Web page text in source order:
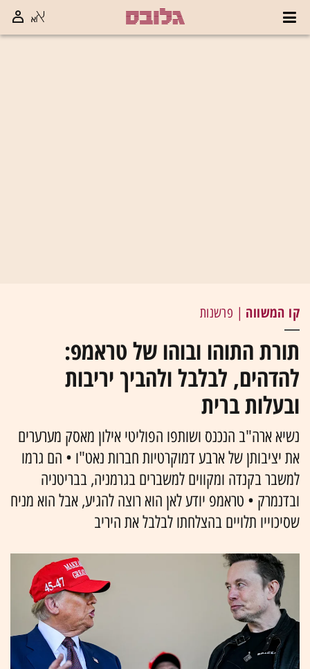
קו המשווה | פרשנות
תורת התוהו ובוהו של טראמפ:
להדהים, לבלבל ולהביך יריבות
ובעלות ברית
נשיא ארה"ב הנכנס ושותפו הפוליטי אילון מאסק מערערים
את יציבותן של ארבע דמוקרטיות חברות נאט"ו • הם גרמו
למשבר בקנדה ומקווים למשברים בגרמניה, בבריטניה
ובדנמרק • טראמפ יודע לאן הוא רוצה להגיע, אבל הוא מניח
שסיכוייו תלויים בהצלחתו לבלבל את היריב